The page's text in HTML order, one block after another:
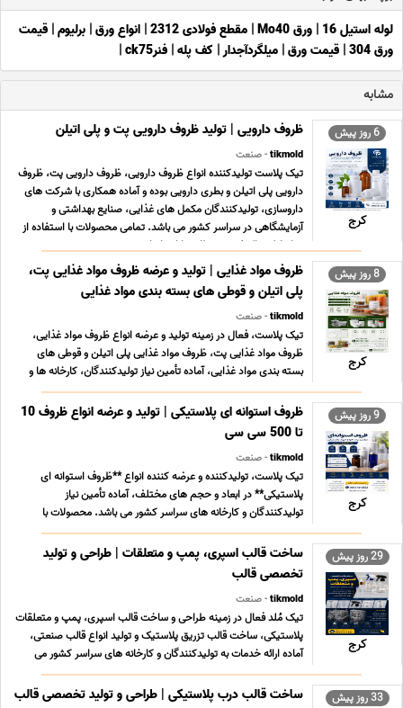
لوله استیل 16
| ورق Mo40 | مقطع فولادی 2312 | انواع ورق| برلیوم| قیمت
ورق 304
| قیمت ورق| میلگردآجدار| کف پله| فنرck75 |
مشابه
6 روز پیش
کرج
ظروف دارویی | تولید ظروف دارویی پت و پلی اتیلن
tikmold- صنعت
تیک پلاست تولیدکننده انواع ظروف دارویی، ظروف دارویی پت، ظروف
دارویی پلی اتیلن و بطری دارویی بوده و آماده همکاری با شرکت های
داروسازی، تولیدکنندگان مکمل های غذایی، صنایع بهداشتی و
آزمایشگاهی در سراسر کشور می باشد. تمامی محصولات با استفاده از
مواد اولیه باکیفیت و مطابق با استاندارد ... ...
8 روز پیش
کرج
ظروف مواد غذایی | تولید و عرضه ظروف مواد غذایی پت،
پلی اتیلن و قوطی های بسته بندی مواد غذایی
tikmold- صنعت
تیک پلاست، فعال در زمینه تولید و عرضه انواع ظروف مواد غذایی،
ظروف مواد غذایی پت، ظروف مواد غذایی پلی اتیلن و قوطی های
بسته بندی مواد غذایی، آماده تأمین نیاز تولیدکنندگان، کارخانه ها و
صنایع غذایی در سراسر کشور می باشد. تماس و مشاوره رایگان
09051613822 محصولات و کلمات کلیدی اصلی ... ...
9 روز پیش
کرج
ظروف استوانه ای پلاستیکی | تولید و عرضه انواع ظروف 10
تا 500 سی سی
tikmold- صنعت
تیک پلاست، تولیدکننده و عرضه کننده انواع **ظروف استوانه ای
پلاستیکی** در ابعاد و حجم های مختلف، آماده تأمین نیاز
تولیدکنندگان و کارخانه های سراسر کشور می باشد. محصولات با
استفاده از مواد اولیه باکیفیت تولید شده و برای صنایع آرایشی و
بهداشتی، دارویی، غذایی، شیمیایی و بسته بندی منا ... ...
29 روز پیش
کرج
ساخت قالب اسپری، پمپ و متعلقات | طراحی و تولید
تخصصی قالب
tikmold- صنعت
تیک مُلد فعال در زمینه طراحی و ساخت قالب اسپری، پمپ و متعلقات
پلاستیکی، ساخت قالب تزریق پلاستیک و تولید انواع قالب صنعتی،
آماده ارائه خدمات به تولیدکنندگان و کارخانه های سراسر کشور می
باشد. تماس و مشاوره رایگان 09051613822 خدمات و کلمات کلیدی
اصلی ساخت قالب اسپری طراحی قالب اسپر ... ...
33 روز پیش ساخت قالب درب پلاستیکی | طراحی و تولید تخصصی قالب